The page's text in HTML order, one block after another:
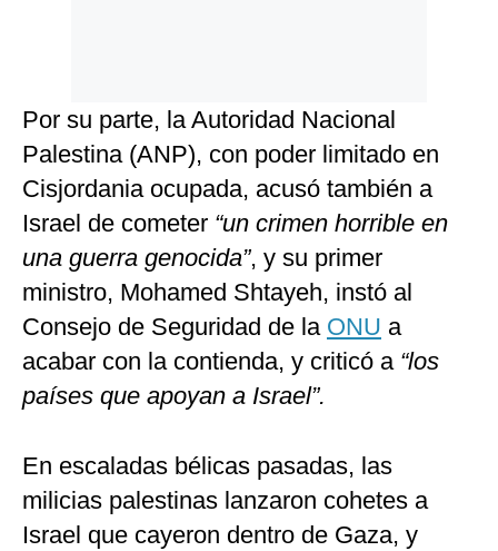
Por su parte, la Autoridad Nacional
Palestina (ANP), con poder limitado en
Cisjordania ocupada, acusó también a
Israel de cometer “un crimen horrible en
una guerra genocida”, y su primer
ministro, Mohamed Shtayeh, instó al
Consejo de Seguridad de la ONU a
acabar con la contienda, y criticó a “los
países que apoyan a Israel”.
En escaladas bélicas pasadas, las
milicias palestinas lanzaron cohetes a
Israel que cayeron dentro de Gaza, y